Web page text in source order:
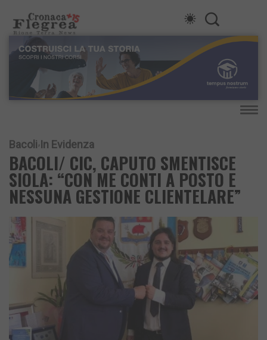
Bacoli In Evidenza
BACOLI/ CIC, CAPUTO SMENTISCE
SIOLA: “CON ME CONTI A POSTO E
NESSUNA GESTIONE CLIENTELARE”